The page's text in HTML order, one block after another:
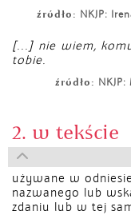
źródło: NKJP:
[...] nie wiem,
tobie.
źródło:
2. w tekście
używane w
nazwanego lub
zdaniu lub w tej